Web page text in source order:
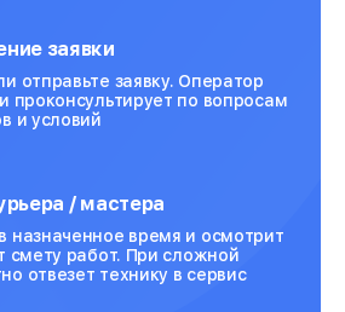
заявки
отправьте заявку. Оператор
проконсультирует по вопросам
и условий
/ мастера
назначенное время и осмотрит
смету работ. При сложной
отвезет технику в сервис